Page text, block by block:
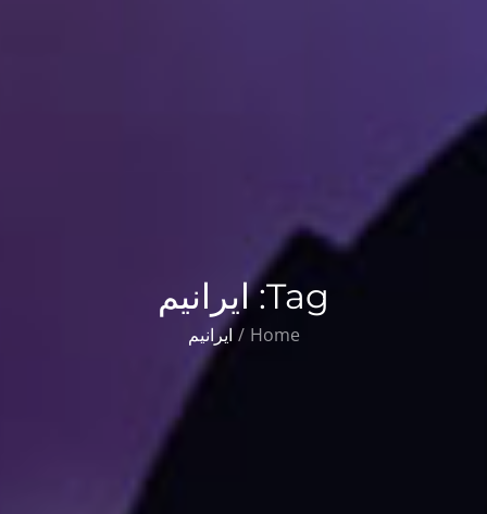
Tag: ایرانیم
Home ایرانیم